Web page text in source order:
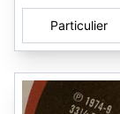
Particulier